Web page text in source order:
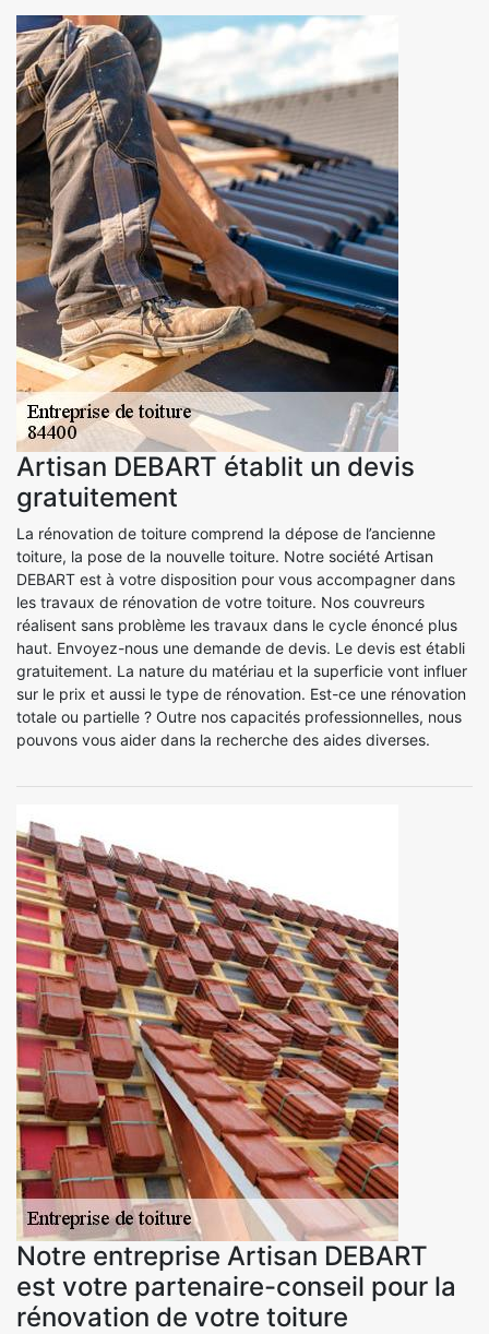
Artisan DEBART établit un devis
gratuitement
La rénovation de toiture comprend la dépose de l’ancienne
toiture, la pose de la nouvelle toiture. Notre société Artisan
DEBART est à votre disposition pour vous accompagner dans
les travaux de rénovation de votre toiture. Nos couvreurs
réalisent sans problème les travaux dans le cycle énoncé plus
haut. Envoyez-nous une demande de devis. Le devis est établi
gratuitement. La nature du matériau et la superficie vont influer
sur le prix et aussi le type de rénovation. Est-ce une rénovation
totale ou partielle ? Outre nos capacités professionnelles, nous
pouvons vous aider dans la recherche des aides diverses.
Notre entreprise Artisan DEBART
est votre partenaire-conseil pour la
rénovation de votre toiture